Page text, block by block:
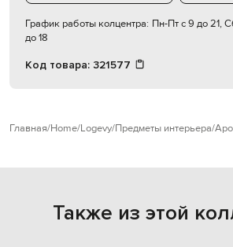
График работы колцентра: Пн-Пт с 9 до 21,
до 18
Код товара: 321577
Главная Home Logevy Предметы интерьера
Также из этой